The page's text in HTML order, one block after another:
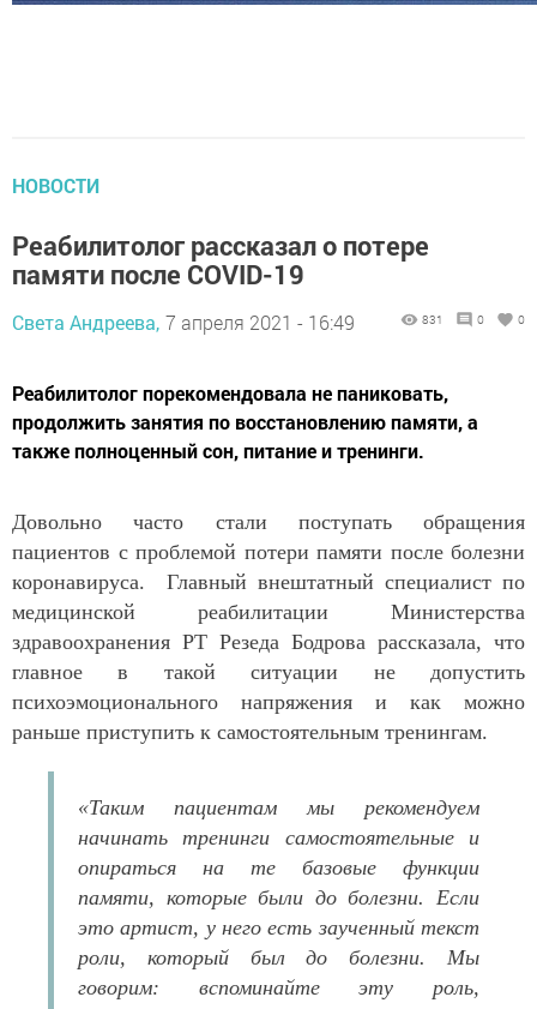
НОВОСТИ
Реабилитолог рассказал о потере
памяти после COVID-19
Света Андреева, 7 апреля 2021 - 16:49 831 0 0
Реабилитолог порекомендовала не паниковать,
продолжить занятия по восстановлению памяти, а
также полноценный сон, питание и тренинги.
Довольно часто стали поступать обращения
пациентов с проблемой потери памяти после болезни
коронавируса. Главный внештатный специалист по
медицинской реабилитации Министерства
здравоохранения РТ Резеда Бодрова рассказала, что
главное в такой ситуации не допустить
психоэмоционального напряжения и как можно
раньше приступить к самостоятельным тренингам.
«Таким пациентам мы рекомендуем
начинать тренинги самостоятельные и
опираться на те базовые функции
памяти, которые были до болезни. Если
это артист, у него есть заученный текст
роли, который был до болезни. Мы
говорим: вспоминайте эту роль,